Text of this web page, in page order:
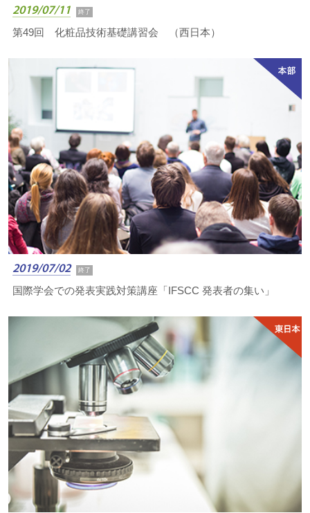
2019/07/11 終了
第49回 化粧品技術基礎講習会 （西日本）
2019/07/02 終了
国際学会での発表実践対策講座「IFSCC 発表者の集い」